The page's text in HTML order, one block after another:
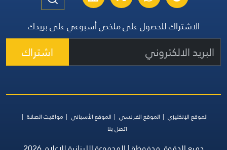
الاشتراك للحصول على ملخص أسبوعي على بريدك
اشتراك
الموقع الإنكليزي الموقع الفرنسي الموقع الأسباني
مواقيت الصلاة
اتصل بنا